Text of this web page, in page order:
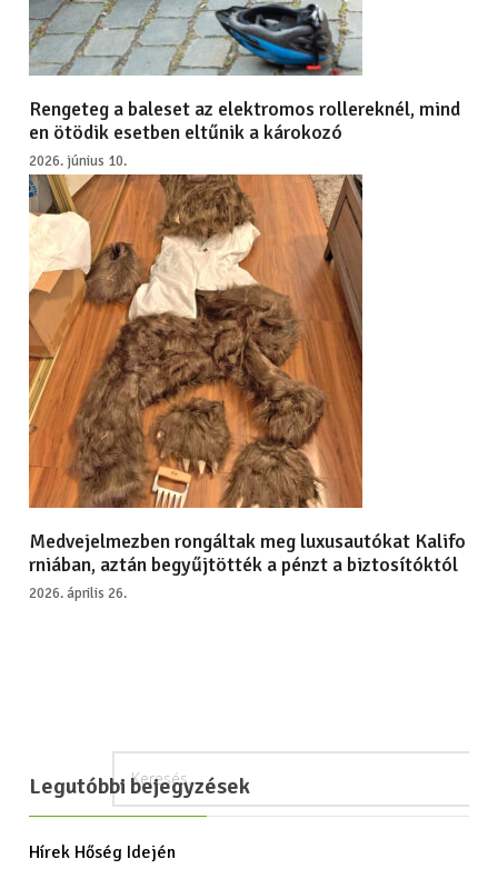
Rengeteg a baleset az elektromos rollereknél, mind
en ötödik esetben eltűnik a károkozó
2026. június 10.
Medvejelmezben rongáltak meg luxusautókat Kalifo
rniában, aztán begyűjtötték a pénzt a biztosítóktól
2026. április 26.
Legutóbbi bejegyzések
Hírek Hőség Idején